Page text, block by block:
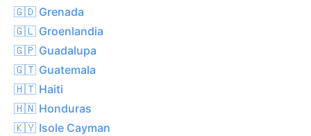
🇬🇩 Grenada
🇬🇱 Groenlandia
🇬🇵 Guadalupa
🇬🇹 Guatemala
🇭🇹 Haiti
🇭🇳 Honduras
🇰🇾 Isole Cayman